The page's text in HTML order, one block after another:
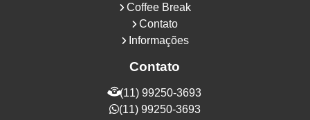
Coffee Break
Contato
Informações
Contato
(11) 99250-3693
(11) 99250-3693